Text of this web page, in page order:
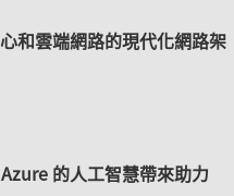
和雲端網路的現代化網路架
的人工智慧帶來助力